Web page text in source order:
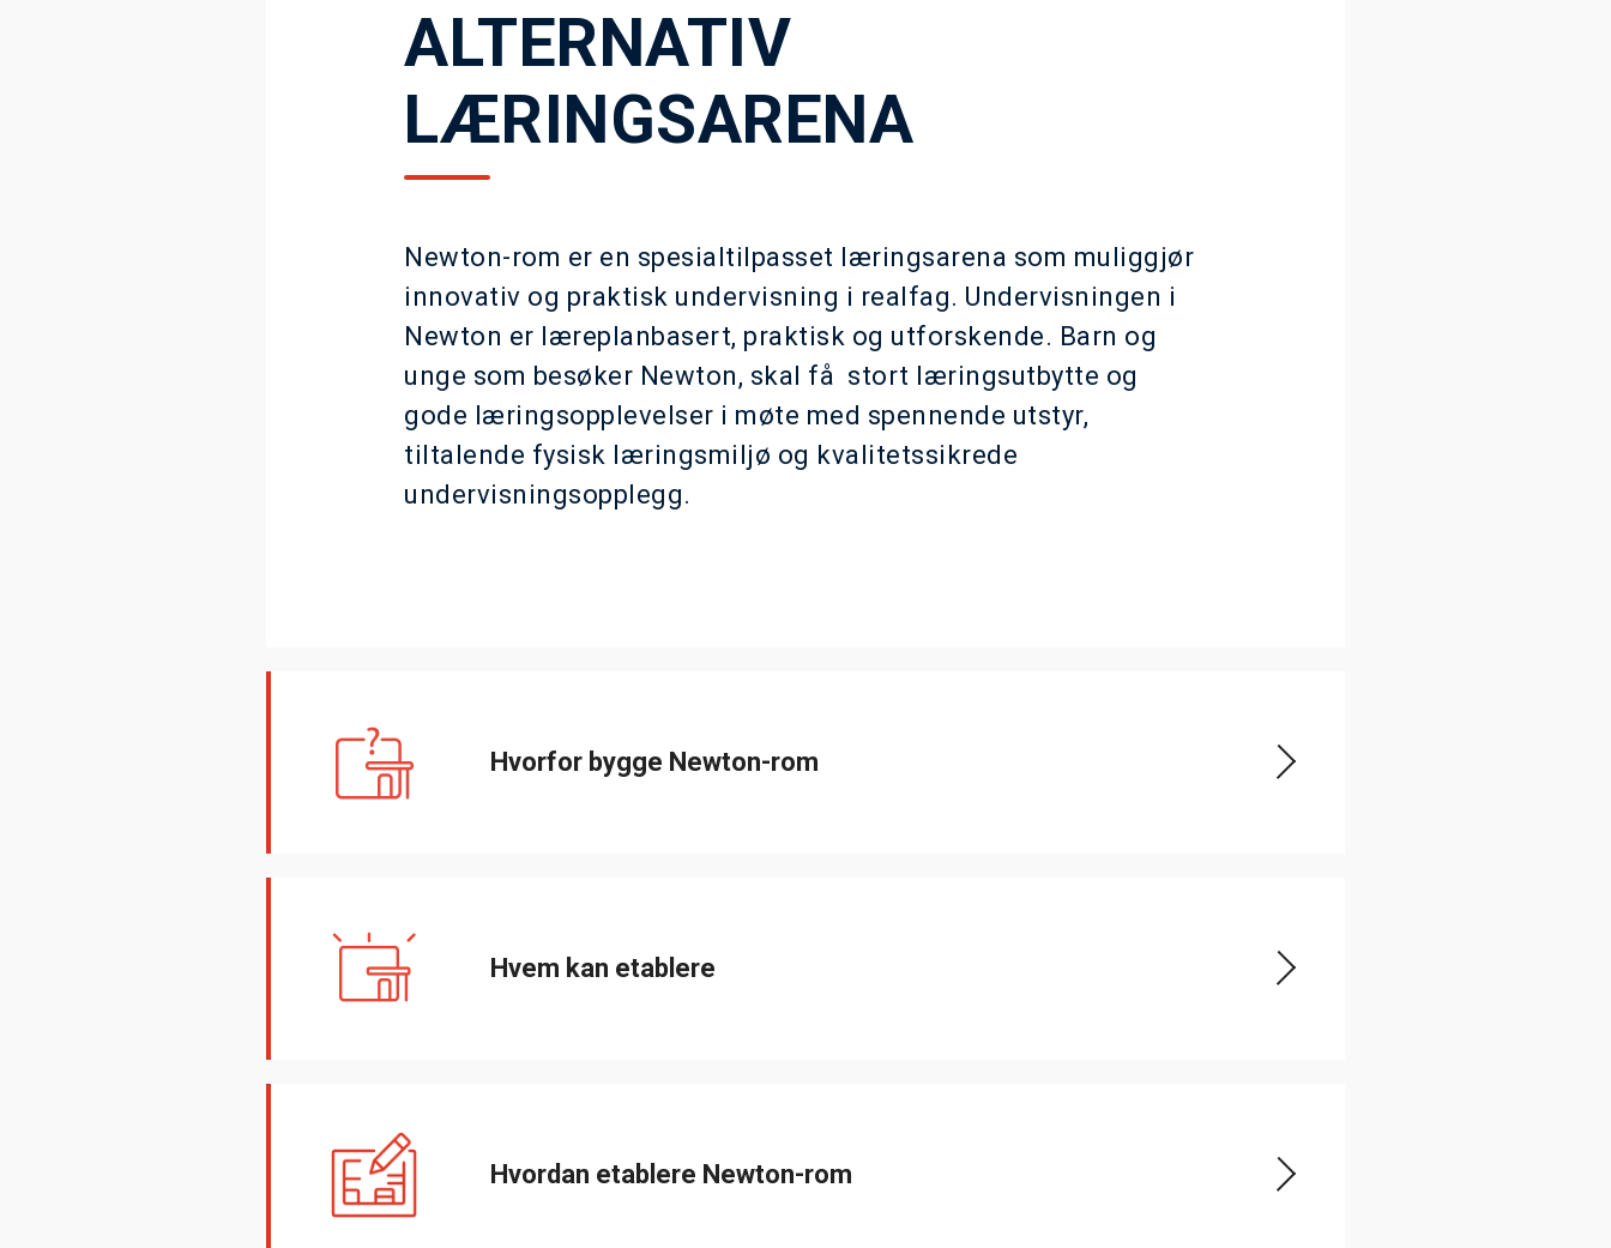
ALTERNATIV
LÆRINGSARENA
Newton-rom er en spesialtilpasset læringsarena som muliggjør
innovativ og praktisk undervisning i realfag. Undervisningen i
Newton er læreplanbasert, praktisk og utforskende. Barn og
unge som besøker Newton, skal få stort læringsutbytte og
gode læringsopplevelser i møte med spennende utstyr,
tiltalende fysisk læringsmiljø og kvalitetssikrede
undervisningsopplegg.
Hvorfor bygge Newton-rom
Hvem kan etablere
Hvordan etablere Newton-rom